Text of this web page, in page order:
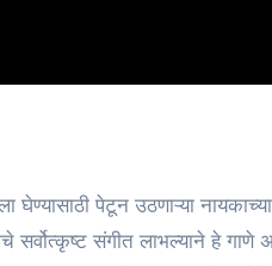
घेण्यासाठी पेटून उठणाऱ्या
सर्वोत्कृष्ट संगीत लाभल्याने हे